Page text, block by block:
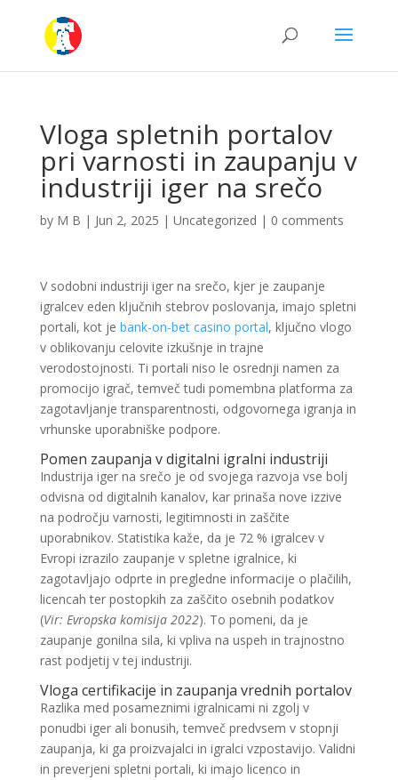
Vloga spletnih portalov
pri varnosti in zaupanju v
industriji iger na srečo
by M B | Jun 2, 2025 | Uncategorized | 0 comments
V sodobni industriji iger na srečo, kjer je zaupanje
igralcev eden ključnih stebrov poslovanja, imajo spletni
portali, kot je bank-on-bet casino portal, ključno vlogo
v oblikovanju celovite izkušnje in trajne
verodostojnosti. Ti portali niso le osrednji namen za
promocijo igrač, temveč tudi pomembna platforma za
zagotavljanje transparentnosti, odgovornega igranja in
vrhunske uporabniške podpore.
Pomen zaupanja v digitalni igralni industriji
Industrija iger na srečo je od svojega razvoja vse bolj
odvisna od digitalnih kanalov, kar prinaša nove izzive
na področju varnosti, legitimnosti in zaščite
uporabnikov. Statistika kaže, da je 72 % igralcev v
Evropi izrazilo zaupanje v spletne igralnice, ki
zagotavljajo odprte in pregledne informacije o plačilih,
licencah ter postopkih za zaščito osebnih podatkov
(Vir: Evropska komisija 2022). To pomeni, da je
zaupanje gonilna sila, ki vpliva na uspeh in trajnostno
rast podjetij v tej industriji.
Vloga certifikacije in zaupanja vrednih portalov
Razlika med posameznimi igralnicami ni zgolj v
ponudbi iger ali bonusih, temveč predvsem v stopnji
zaupanja, ki ga proizvajalci in igralci vzpostavijo. Validni
in preverjeni spletni portali, ki imajo licenco in